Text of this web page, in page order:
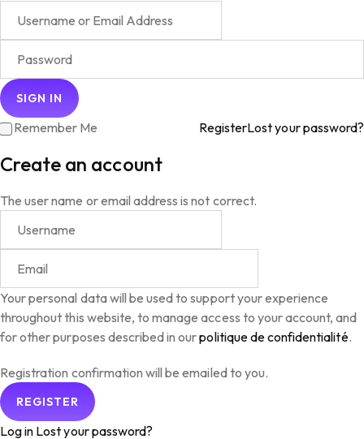
Remember Me RegisterLost your password?
Create an account
The user name or email address is not correct.
Your personal data will be used to support your experience
throughout this website, to manage access to your account, and
for other purposes described in ourpolitique de confidentialité.
Registration confirmation will be emailed to you.
Log in Lost your password?